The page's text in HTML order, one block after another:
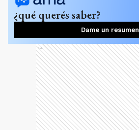
¿qué querés saber?
Dame un resumen
Ads